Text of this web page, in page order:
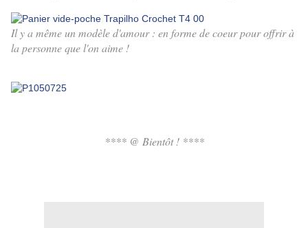
Il y a même un modèle d'amour : en forme de coeur pour offrir à
la personne que l'on aime !
**** @ Bientôt ! ****